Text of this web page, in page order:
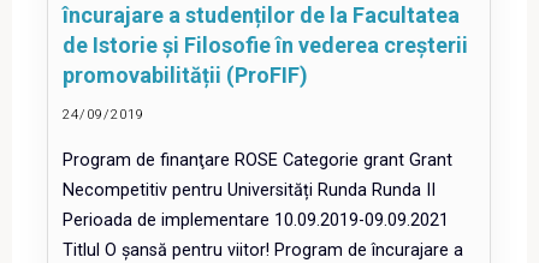
încurajare a studenților de la Facultatea
de Istorie și Filosofie în vederea creșterii
promovabilității (ProFIF)
24/09/2019
Program de finanţare ROSE Categorie grant Grant
Necompetitiv pentru Universități Runda Runda II
Perioada de implementare 10.09.2019-09.09.2021
Titlul O șansă pentru viitor! Program de încurajare a